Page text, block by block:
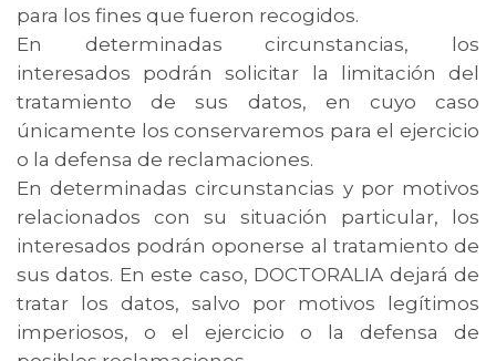
para los fines que fueron recogidos.
En determinadas circunstancias, los
interesados podrán solicitar la limitación del
tratamiento de sus datos, en cuyo caso
únicamente los conservaremos para el ejercicio
o la defensa de reclamaciones.
En determinadas circunstancias y por motivos
relacionados con su situación particular, los
interesados podrán oponerse al tratamiento de
sus datos. En este caso, DOCTORALIA dejará de
tratar los datos, salvo por motivos legítimos
imperiosos, o el ejercicio o la defensa de